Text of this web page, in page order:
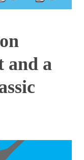
and a